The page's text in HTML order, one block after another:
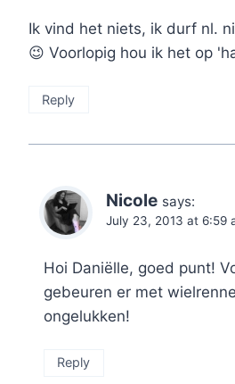
Ik vind het niets, ik durf nl.
😉 Voorlopig hou ik het op
Reply
Nicole says:
July 23, 2013 at 6:59
Hoi Daniëlle, goed punt!
gebeuren er met
ongelukken!
Reply